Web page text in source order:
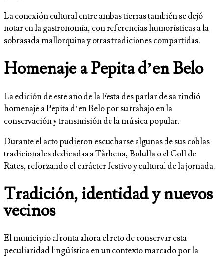
La conexión cultural entre ambas tierras también se dejó
notar en la gastronomía, con referencias humorísticas a la
sobrasada mallorquina y otras tradiciones compartidas.
Homenaje a Pepita d’en Belo
La edición de este año de la Festa des parlar de sa rindió
homenaje a Pepita d’en Belo por su trabajo en la
conservación y transmisión de la música popular.
Durante el acto pudieron escucharse algunas de sus coblas
tradicionales dedicadas a Tàrbena, Bolulla o el Coll de
Rates, reforzando el carácter festivo y cultural de la jornada.
Tradición, identidad y nuevos
vecinos
El municipio afronta ahora el reto de conservar esta
peculiaridad lingüística en un contexto marcado por la